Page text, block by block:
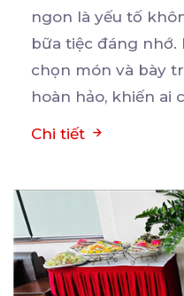
ngon là yếu tố
bữa tiệc đáng nhớ.
chọn món và bày
hoàn hảo, khiến ai
Chi tiết